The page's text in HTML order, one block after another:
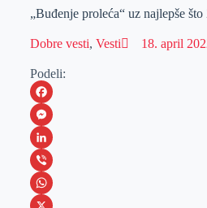
„Buđenje proleća“ uz najlepše
Dobre vesti, Vesti 18. april
Podeli:
F
a
c
e
b
M
e
s
s
L
i
n
V
iW